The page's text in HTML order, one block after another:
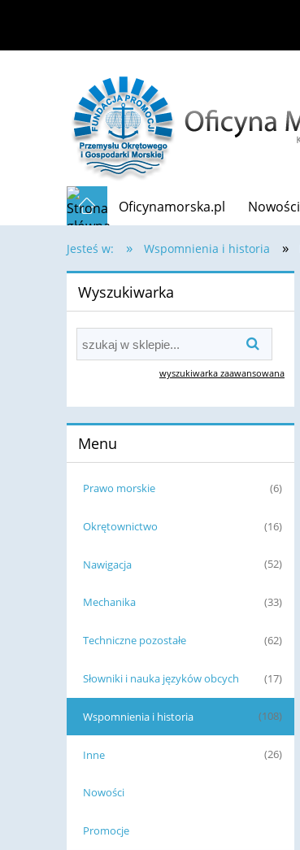
Oficynamorska.pl Nowości
Jesteś w: » Wspomnienia i historia »
Wyszukiwarka
wyszukiwarka zaawansowana
Menu
Prawo morskie (6)
Okrętownictwo (16)
Nawigacja (52)
Mechanika (33)
Techniczne pozostałe (62)
Słowniki i nauka języków obcych (17)
Wspomnienia i historia (108)
Inne (26)
Nowości
Promocje